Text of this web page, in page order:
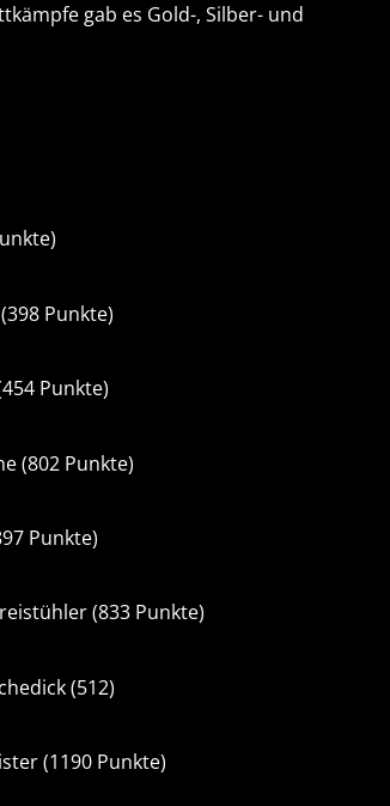
gab es Gold-, Silber- und
Punkte)
Punkte)
(802 Punkte)
Punkte)
(833 Punkte)
(512)
(1190 Punkte)